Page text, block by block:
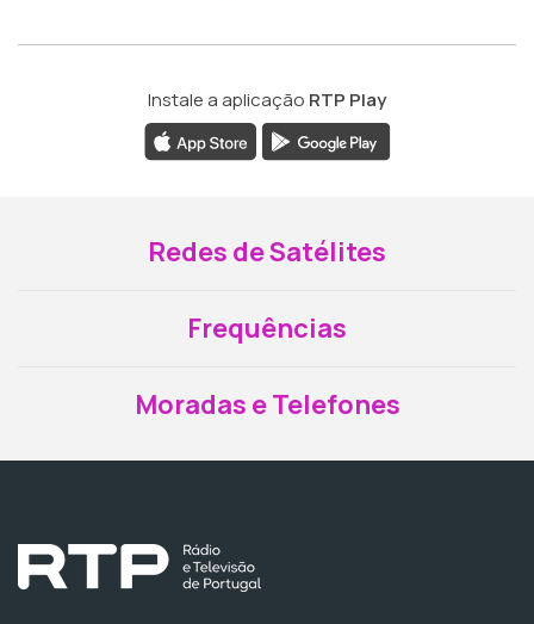
Instale a aplicação RTP Play
Redes de Satélites
Frequências
Moradas e Telefones